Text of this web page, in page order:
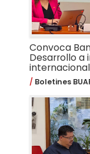
Convoca
Desarrollo a
internacional
Boletines